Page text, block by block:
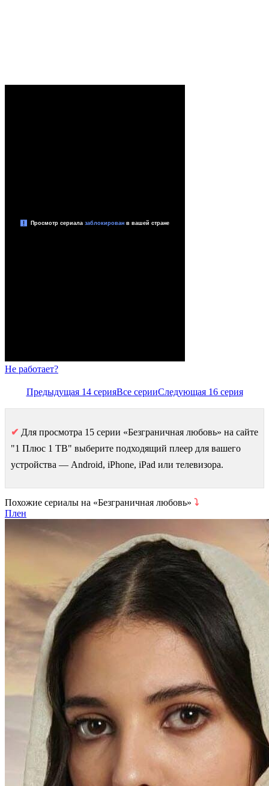
Не работает?
Предыдущая 14 серияВсе серииСледующая 16 серия
✔ Для просмотра 15 серии «Безграничная любовь» на сайте
"1 Плюс 1 ТВ" выберите подходящий плеер для вашего
устройства — Android, iPhone, iPad или телевизора.
Похожие сериалы на «Безграничная любовь» ⤵
Плен